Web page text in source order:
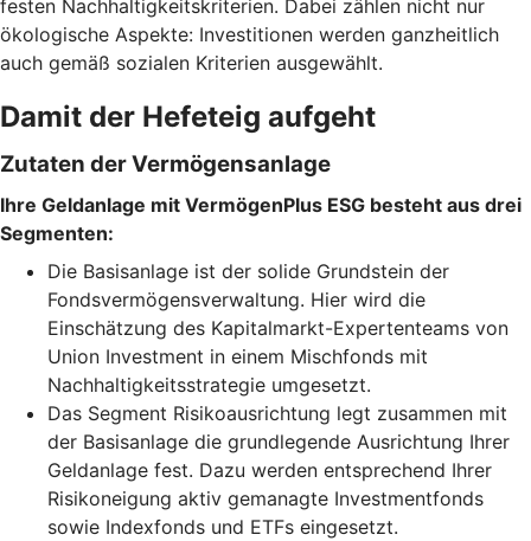
festen Nachhaltigkeitskriterien. Dabei zählen nicht nur
ökologische Aspekte: Investitionen werden ganzheitlich
auch gemäß sozialen Kriterien ausgewählt.
Damit der Hefeteig aufgeht
Zutaten der Vermögensanlage
Ihre Geldanlage mit VermögenPlus ESG besteht aus drei
Segmenten:
Die Basisanlage ist der solide Grundstein der
Fondsvermögensverwaltung. Hier wird die
Einschätzung des Kapitalmarkt-Expertenteams von
Union Investment in einem Mischfonds mit
Nachhaltigkeitsstrategie umgesetzt.
Das Segment Risikoausrichtung legt zusammen mit
der Basisanlage die grundlegende Ausrichtung Ihrer
Geldanlage fest. Dazu werden entsprechend Ihrer
Risikoneigung aktiv gemanagte Investmentfonds
sowie Indexfonds und ETFs eingesetzt.